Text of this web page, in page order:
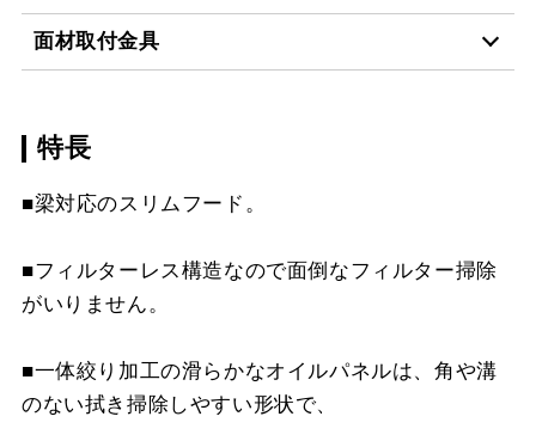
MKP-75630 W ¥13,420（税抜価格 ￥
MKP-75630 SJ
MKP-90430 BK
MKP-90430 W ¥14,850（税抜価格 ￥
MKP-90530 BK ¥14,850（税抜価格 ￥
YFP-430 BK ¥4,400（税抜価格 ￥
YFP-430 SI
YFP-530 BK
YFP-530 W ¥4,400（税抜価格 ￥
YFP-630 BK ¥4,400（税抜価格 ￥
YMKP43-350 W
YMKP43-350 SI
YMKP43-375 BK ¥8,140（税抜価格 ￥
YMKP43-375 SI ¥9,900（税抜価格 ￥
面材取付金具
MP-MTKU-60 BK
MP-MTKU-60 SI
MP-MTKU-75 BK ¥7,150（税抜価格 ￥
MP-MTKU-90 BK
特長
■梁対応のスリムフード。
■フィルターレス構造なので面倒なフィルター掃除
がいりません。
■一体絞り加工の滑らかなオイルパネルは、角や溝
のない拭き掃除しやすい形状で、